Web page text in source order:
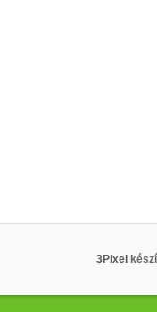
3Pixel